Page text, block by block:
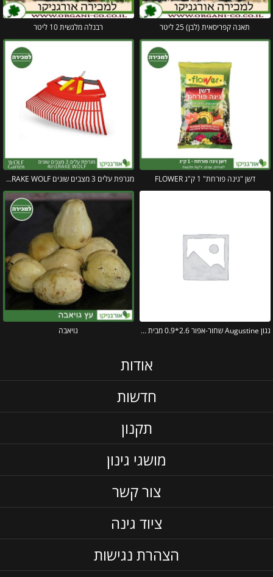
תאנה קפריסאית (לבן) 25 ליטר רבנלה מלגשית 10 ליטר
דשן "גינה פורחת" 1 ק"ג FLOWER מגרפת עלים 3 מצבים שונים 4in1RAKE WOLF
גגון Augustine שחור-אפור 2.6*0.9 מבית פלרם – Canopia גויאבה
אודות
חדשות
תקנון
מושגי גינון
צור קשר
ציוד גינה
הצהרת נגישות